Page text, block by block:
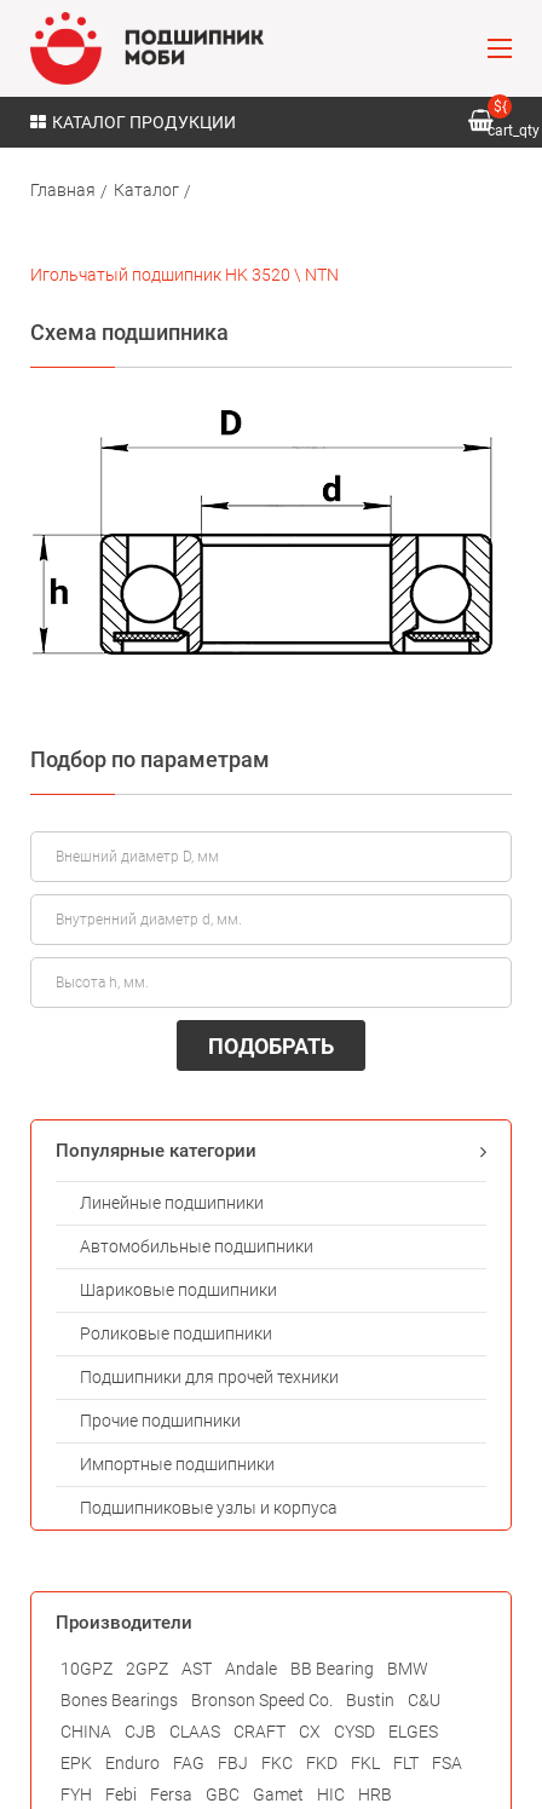
КАТАЛОГ ПРОДУКЦИИ
${
cart_qty
Главная Каталог
Игольчатый подшипник HK 3520 \ NTN
Схема подшипника
Подбор по параметрам
ПОДОБРАТЬ
Популярные категории
Линейные подшипники
Автомобильные подшипники
Шариковые подшипники
Роликовые подшипники
Подшипники для прочей техники
Прочие подшипники
Импортные подшипники
Подшипниковые узлы и корпуса
Производители
10GPZ 2GPZ AST Andale BB Bearing
BMW
Bones Bearings
Bronson Speed Co. Bustin
C&U
CHINA
CJB CLAAS CRAFT CX CYSD
ELGES
EPK
Enduro FAG FBJ FKC FKD FKL FLT
FSA
FYH
Febi Fersa GBC Gamet HIC
HRB